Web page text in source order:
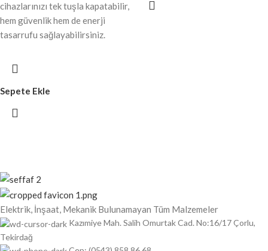
cihazlarınızı tek tuşla kapatabilir,
hem güvenlik hem de enerji
tasarrufu sağlayabilirsiniz.
Sepete Ekle
Elektrik, İnşaat, Mekanik Bulunamayan Tüm Malzemeler
Kazımiye Mah. Salih Omurtak Cad. No:16/17 Çorlu,
Tekirdağ